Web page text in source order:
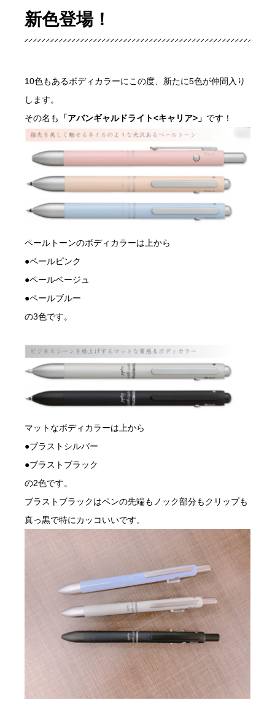
新色登場！
10色もあるボディカラーにこの度、新たに5色が仲間入り
します。
その名も
「アバンギャルドライト<キャリア>」 です！
ペールトーンのボディカラーは上から
●ペールピンク
●ペールベージュ
●ペールブルー
の3色です。
マットなボディカラーは上から
●ブラストシルバー
●ブラストブラック
の2色です。
ブラストブラックはペンの先端もノック部分もクリップも
真っ黒で特にカッコいいです。